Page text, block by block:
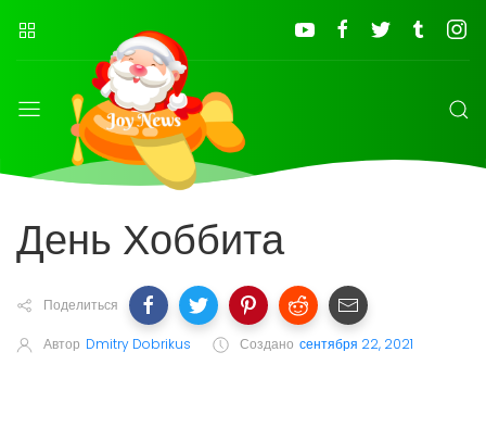
День Хоббита
Поделиться
Автор Dmitry Dobrikus Создано сентября 22, 2021